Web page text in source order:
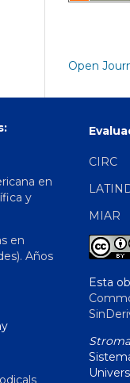
Open
en
y
en
Años
CIRC
MIAR
Esta